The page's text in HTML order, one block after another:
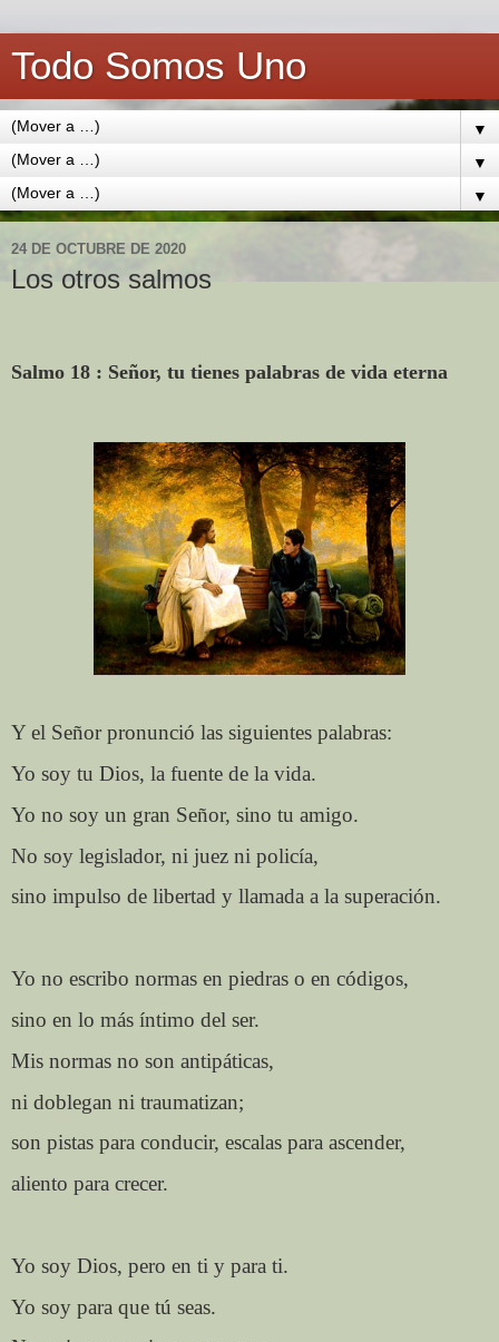
Todo Somos Uno
▼
▼
▼
24 DE OCTUBRE DE 2020
Los otros salmos
Salmo 18 : Señor, tu tienes palabras de vida eterna
Y el Señor pronunció las siguientes palabras:
Yo soy tu Dios, la fuente de la vida.
Yo no soy un gran Señor, sino tu amigo.
No soy legislador, ni juez ni policía,
sino impulso de libertad y llamada a la superación.
Yo no escribo normas en piedras o en códigos,
sino en lo más íntimo del ser.
Mis normas no son antipáticas,
ni doblegan ni traumatizan;
son pistas para conducir, escalas para ascender,
aliento para crecer.
Yo soy Dios, pero en ti y para ti.
Yo soy para que tú seas.